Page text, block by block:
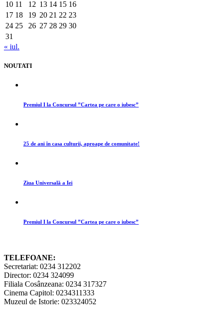
10 11 12 13 14 15 16
17 18 19 20 21 22 23
24 25 26 27 28 29 30
31
« iul.
NOUTATI
Premiul I la Concursul ”Cartea pe care o iubesc”
25 de ani în casa culturii, aproape de comunitate!
Ziua Universală a Iei
Premiul I la Concursul ”Cartea pe care o iubesc”
TELEFOANE:
Secretariat: 0234 312202
Director: 0234 324099
Filiala Cosânzeana: 0234 317327
Cinema Capitol: 0234311333
Muzeul de Istorie: 023324052